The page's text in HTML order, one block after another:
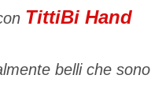
TittiBi Hand
belli che sono